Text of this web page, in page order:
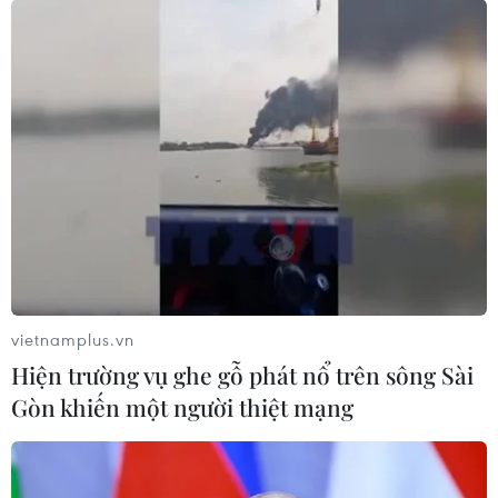
Trước tình trạng ô nhiễm môi trường đang “nóng” tại
nhiều địa phương, cử tri một số tỉnh kiến nghị Luật Bảo
vệ môi trường sửa đổi năm 2020 cần tăng mức xử phạt
các trường hợp vi phạm...
vietnamplus.vn
Hiện trường vụ ghe gỗ phát nổ trên sông Sài
Gòn khiến một người thiệt mạng